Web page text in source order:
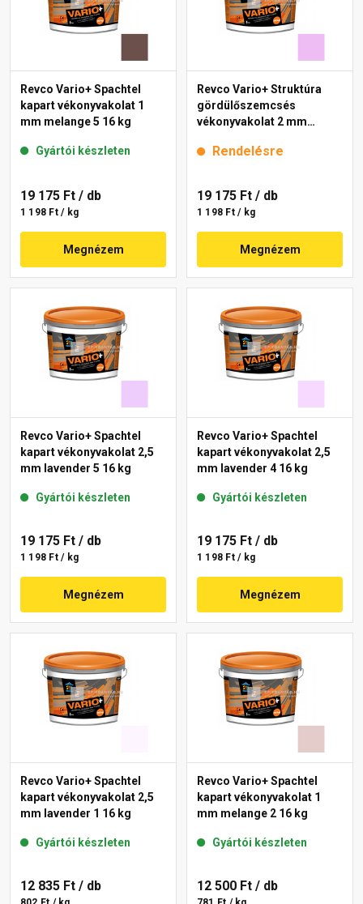
Revco Vario+ Spachtel
kapart vékonyvakolat 1
mm melange 5 16 kg
Gyártói készleten
19 175 Ft / db
1 198 Ft / kg
Megnézem
Revco Vario+ Struktúra
gördülőszemcsés
vékonyvakolat 2 mm
Rendelésre
19 175 Ft / db
1 198 Ft / kg
Megnézem
Revco Vario+ Spachtel
kapart vékonyvakolat 2,5
mm lavender 5 16 kg
Gyártói készleten
19 175 Ft / db
1 198 Ft / kg
Megnézem
Revco Vario+ Spachtel
kapart vékonyvakolat 2,5
mm lavender 4 16 kg
Gyártói készleten
19 175 Ft / db
1 198 Ft / kg
Megnézem
Revco Vario+ Spachtel
kapart vékonyvakolat 2,5
mm lavender 1 16 kg
Gyártói készleten
12 835 Ft / db
Revco Vario+ Spachtel
kapart vékonyvakolat 1
mm melange 2 16 kg
Gyártói készleten
12 500 Ft / db